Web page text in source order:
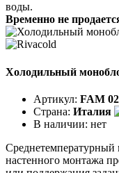
воды.
Временно не
Холодильный
Артикул: FAM
Страна: Италия
В наличии: нет
настенного монтажа